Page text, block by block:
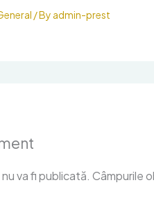
/ By admin-prest
va fi publicată. Câmpurile